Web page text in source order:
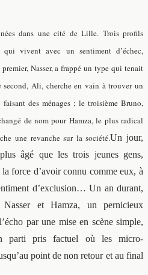
dans une cité de Lille. Trois profils
vivent avec un sentiment d’échec,
Nasser, a frappé un type qui tenait
Ali, cherche en vain à trouver un
faisant des ménages ; le troisième Bruno,
de nom pour Hamza, le plus radical
une revanche sur la société.Un jour,
âgé que les trois jeunes gens,
force d’avoir connu comme eux, à
d’exclusion… Un an durant,
et Hamza, un pernicieux
par une mise en scène simple,
parti pris factuel où les micro-
point de non retour et au final